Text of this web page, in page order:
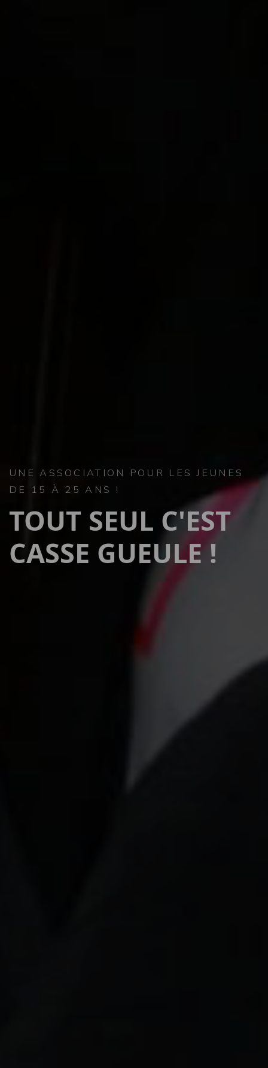
UNE ASSOCIATION POUR LES JEUNES
DE 15 À 25 ANS !
TOUT SEUL C'EST
CASSE GUEULE !